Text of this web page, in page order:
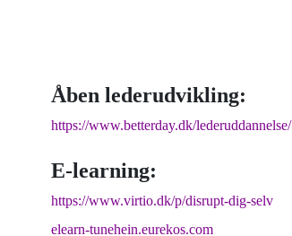
Åben lederudvikling:
https://www.betterday.dk/lederuddannelse/
E-learning:
https://www.virtio.dk/p/disrupt-dig-selv
elearn-tunehein.eurekos.com